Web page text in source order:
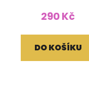
290 Kč
DO KOŠÍKU